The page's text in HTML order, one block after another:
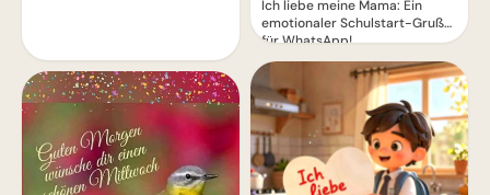
Ich liebe meine Mama: Ein
emotionaler Schulstart-Gruß
für WhatsApp!